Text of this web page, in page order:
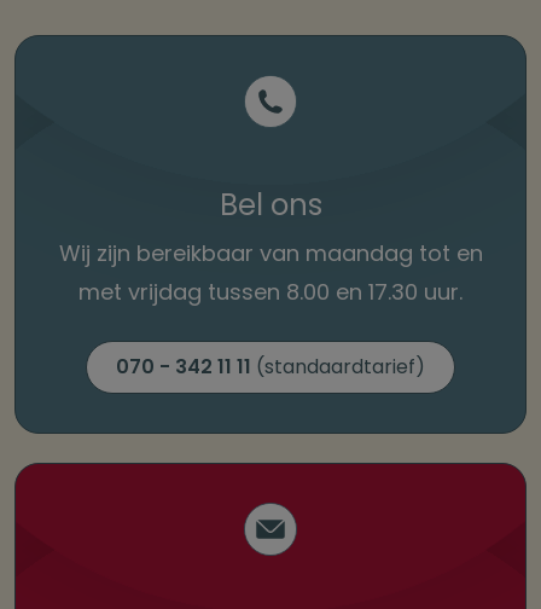
Bel ons
Wij zijn bereikbaar van maandag tot en
met vrijdag tussen 8.00 en 17.30 uur.
070 - 342 11 11 (standaardtarief)